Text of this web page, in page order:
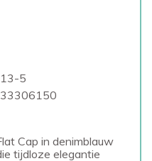
5
Cap in denimblauw
tijdloze elegantie